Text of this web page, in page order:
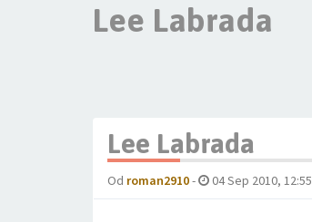
Lee Labrada
Lee Labrada
Od roman2910- 04 Sep 2010, 12:55